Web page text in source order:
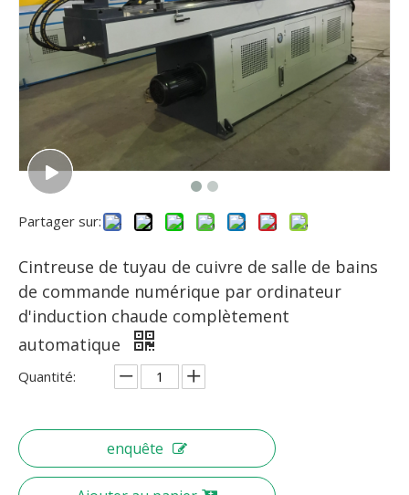
Partager sur:
Cintreuse de tuyau de cuivre de salle de bains
de commande numérique par ordinateur
d'induction chaude complètement
automatique
Quantité:
enquête